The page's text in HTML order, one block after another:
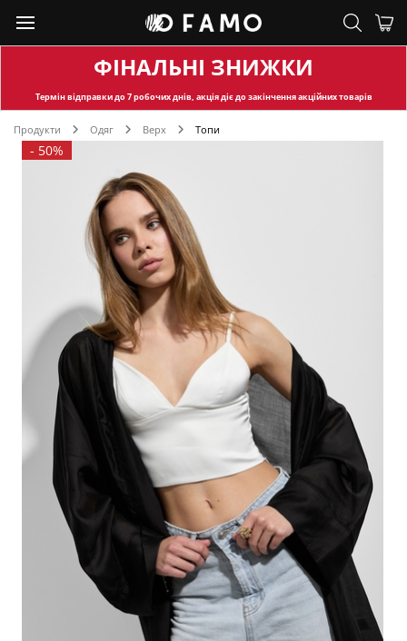
ФІНАЛЬНІ ЗНИЖКИ
Термін відправкидо 7 робочих днів, акція діє до закінчення акційних товарів
Продукти Одяг Верх Топи
- 50%